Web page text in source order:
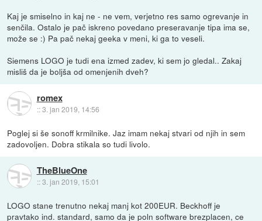
Kaj je smiselno in kaj ne - ne vem, verjetno res samo ogrevanje in
senčila. Ostalo je pač iskreno povedano preseravanje tipa ima se,
može se :) Pa pač nekaj geeka v meni, ki ga to veseli.
Siemens LOGO je tudi ena izmed zadev, ki sem jo gledal.. Zakaj
misliš da je boljša od omenjenih dveh?
romex
::3. jan 2019, 14:56
Poglej si še sonoff krmilnike. Jaz imam nekaj stvari od njih in sem
zadovoljen. Dobra stikala so tudi livolo.
TheBlueOne
::3. jan 2019, 15:01
LOGO stane trenutno nekaj manj kot 200EUR. Beckhoff je
pravtako ind. standard, samo da je poln software brezplacen, ce